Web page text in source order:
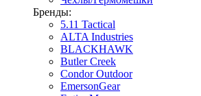
Бренды:
5.11 Tactical
ALTA Industries
BLACKHAWK
Butler Creek
Condor Outdoor
EmersonGear